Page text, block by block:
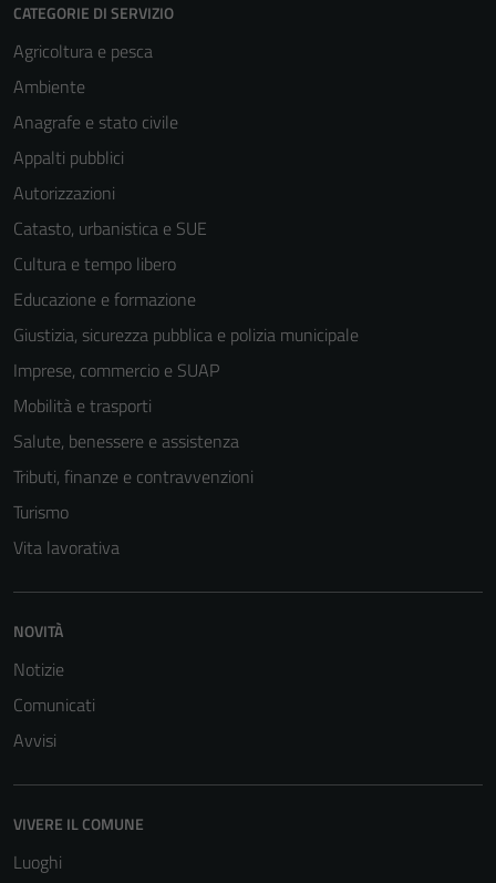
CATEGORIE DI SERVIZIO
Agricoltura e pesca
Ambiente
Anagrafe e stato civile
Appalti pubblici
Autorizzazioni
Catasto, urbanistica e SUE
Cultura e tempo libero
Educazione e formazione
Giustizia, sicurezza pubblica e polizia municipale
Imprese, commercio e SUAP
Mobilità e trasporti
Salute, benessere e assistenza
Tributi, finanze e contravvenzioni
Turismo
Vita lavorativa
NOVITÀ
Notizie
Comunicati
Avvisi
VIVERE IL COMUNE
Luoghi
funzionamento